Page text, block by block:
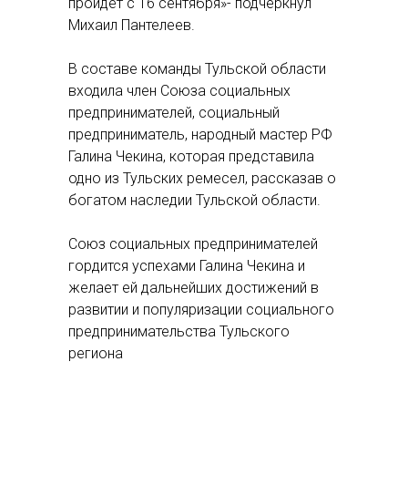
Михаил Пантелеев.
В составе команды Тульской области
входила член Союза социальных
предпринимателей, социальный
предприниматель, народный мастер РФ
Галина Чекина, которая представила
одно из Тульских ремесел, рассказав о
богатом наследии Тульской области.
Союз социальных предпринимателей
гордится успехами Галина Чекина и
желает ей дальнейших достижений в
развитии и популяризации социального
предпринимательства Тульского
региона